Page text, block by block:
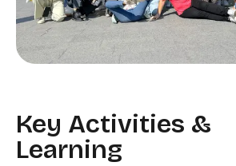
Key Activities &
Learning